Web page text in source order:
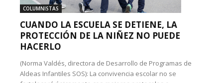
COLUMNISTAS
CUANDO LA ESCUELA SE DETIENE, LA
PROTECCIÓN DE LA NIÑEZ NO PUEDE
HACERLO
(Norma Valdés, directora de Desarrollo de Programas de
Aldeas Infantiles SOS): La convivencia escolar no se